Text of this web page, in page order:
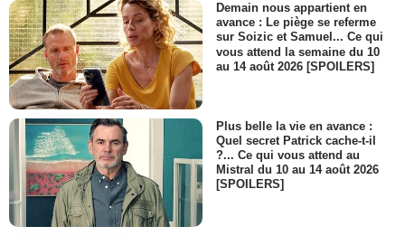
Demain nous appartient en
avance : Le piège se referme
sur Soizic et Samuel... Ce qui
vous attend la semaine du 10
au 14 août 2026 [SPOILERS]
Plus belle la vie en avance :
Quel secret Patrick cache-t-il
?... Ce qui vous attend au
Mistral du 10 au 14 août 2026
[SPOILERS]